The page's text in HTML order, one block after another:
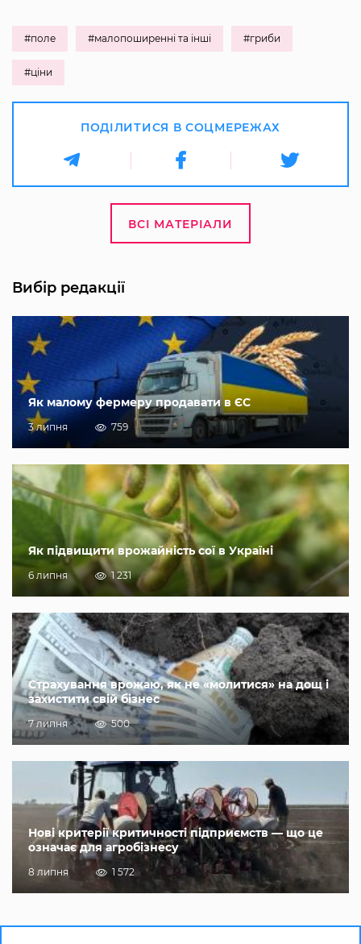
#поле #малопоширенні та інші #гриби
#ціни
ПОДІЛИТИСЯ В СОЦМЕРЕЖАХ
ВСІ МАТЕРІАЛИ
Вибір редакції
Як малому фермеру продавати в ЄС
3 липня 759
Як підвищити врожайність сої в Україні
6 липня 1 231
Страхування врожаю, як не «молитися» на дощ і
захистити свій бізнес
7 липня 500
Нові критерії критичності підприємств — що це
означає для агробізнесу
8 липня 1 572